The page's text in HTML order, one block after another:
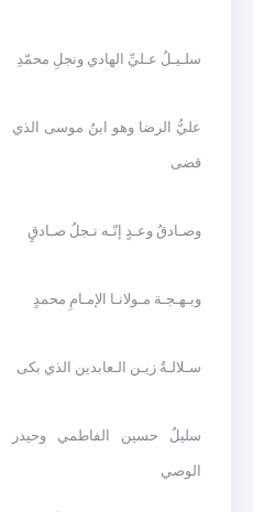
سلـيـلُ عـليِّ الهادي ونجلِ محمّدِ
عليُّ الرضا وهو ابنُ موسى الذي
قضى
وصـادقُ وعـدٍ إنّـه نـجلُ صـادقٍ
وبـهـجـة مـولانـا الإمـامِ محمدٍ
سـلالـةُ زيـن الـعابدين الذي بكى
سليلُ حسين الفاطمي وحيدر
الوصي